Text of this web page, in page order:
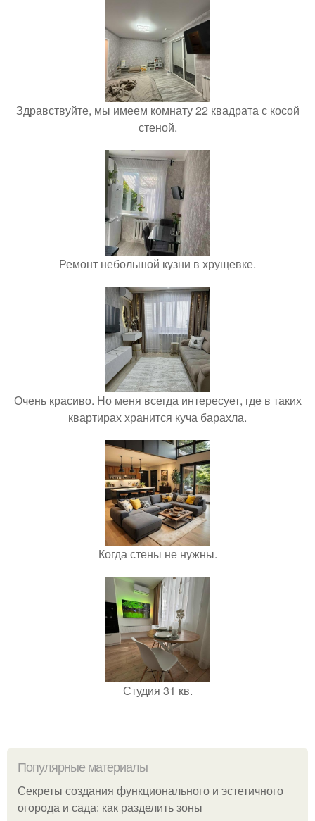
Здравствуйте, мы имеем комнату 22 квадрата с косой
стеной.
Ремонт небольшой кузни в хрущевке.
Очень красиво. Но меня всегда интересует, где в таких
квартирах хранится куча барахла.
Когда стены не нужны.
Студия 31 кв.
Популярные материалы
Секреты создания функционального и эстетичного
огорода и сада: как разделить зоны